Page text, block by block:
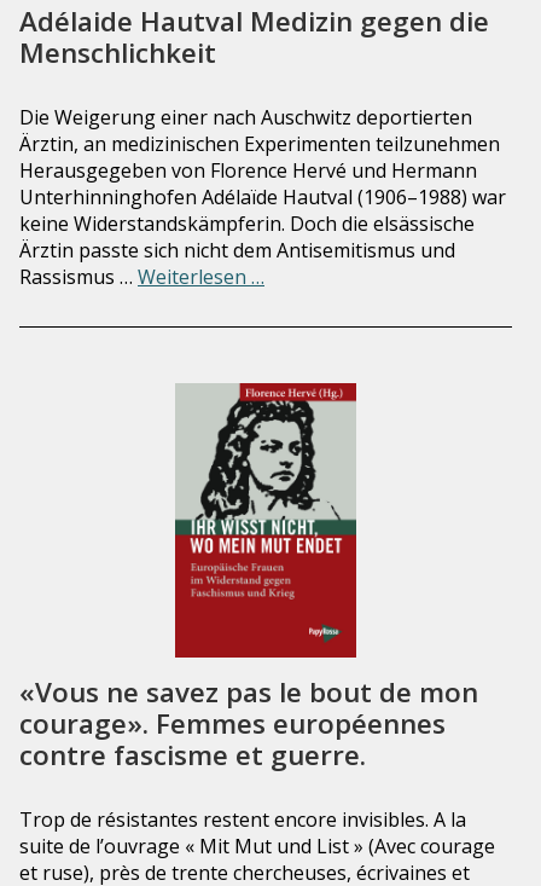
Adélaide Hautval Medizin gegen die
Menschlichkeit
Die Weigerung einer nach Auschwitz deportierten
Ärztin, an medizinischen Experimenten teilzunehmen
Herausgegeben von Florence Hervé und Hermann
Unterhinninghofen Adélaïde Hautval (1906–1988) war
keine Widerstandskämpferin. Doch die elsässische
Ärztin passte sich nicht dem Antisemitismus und
Rassismus … Weiterlesen …
«Vous ne savez pas le bout de mon
courage». Femmes européennes
contre fascisme et guerre.
Trop de résistantes restent encore invisibles. A la
suite de l’ouvrage « Mit Mut und List » (Avec courage
et ruse), près de trente chercheuses, écrivaines et